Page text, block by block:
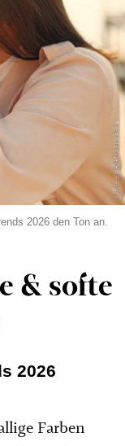
© Freepik/Prostooleh
2026 den Ton an.
& softe
2026
Farben